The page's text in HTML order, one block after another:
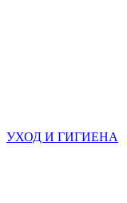
УХОД И ГИГИЕНА